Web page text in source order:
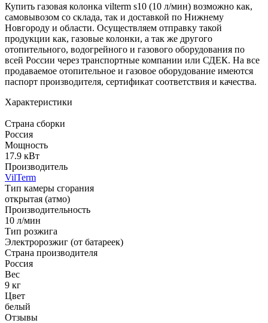
Купить газовая колонка vilterm s10 (10 л/мин) возможно как,
самовывозом со склада, так и доставкой по Нижнему
Новгороду и области. Осуществляем отправку такой
продукции как, газовые колонки, а так же другого
отопительного, водогрейного и газового оборудования по
всей России через транспортные компании или СДЕК. На все
продаваемое отопительное и газовое оборудование имеются
паспорт производителя, сертификат соответствия и качества.
Характеристики
Страна сборки
Россия
Мощность
17.9 кВт
Производитель
VilTerm
Тип камеры сгорания
открытая (атмо)
Производительность
10 л/мин
Тип розжига
Электророзжиг (от батареек)
Страна производителя
Россия
Вес
9 кг
Цвет
белый
Отзывы